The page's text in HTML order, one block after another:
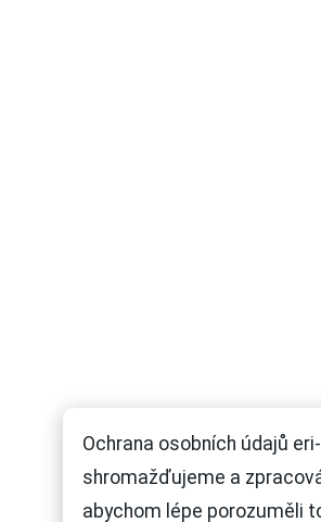
Ochrana osobních údajů
shromažďujeme a
abychom lépe porozuměli